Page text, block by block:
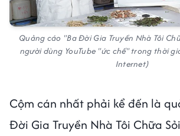
Quảng cáo "Ba Đời Gia Truyền Nhà Tôi
người dùng YouTube "ức chế" trong thời
Internet)
Cộm cán nhất phải kể đến là
Đời Gia Truyền Nhà Tôi Chữa